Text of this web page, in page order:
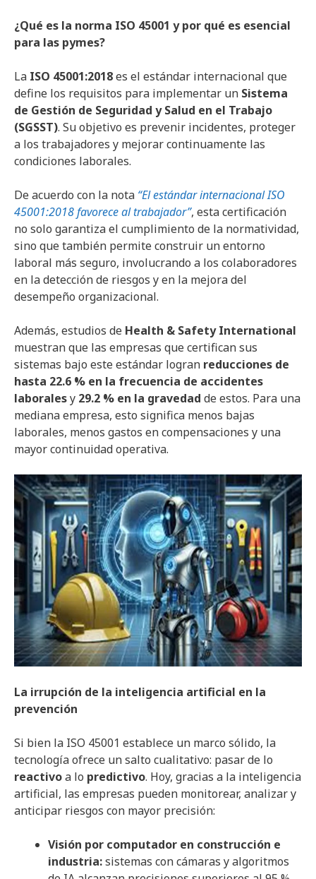
¿Qué es la norma ISO 45001 y por qué es esencial
para las pymes?
La ISO 45001:2018es el estándar internacional que
define los requisitos para implementar un Sistema
de Gestión de Seguridad y Salud en el Trabajo
(SGSST). Su objetivo es prevenir incidentes, proteger
a los trabajadores y mejorar continuamente las
condiciones laborales.
De acuerdo con la nota “El estándar internacional ISO
45001:2018 favorece al trabajador”, esta certificación
no solo garantiza el cumplimiento de la normatividad,
sino que también permite construir un entorno
laboral más seguro, involucrando a los colaboradores
en la detección de riesgos y en la mejora del
desempeño organizacional.
Además, estudios de Health & Safety International
muestran que las empresas que certifican sus
sistemas bajo este estándar logran reducciones de
hasta 22.6 % en la frecuencia de accidentes
laboralesy 29.2 % en la gravedad de estos. Para una
mediana empresa, esto significa menos bajas
laborales, menos gastos en compensaciones y una
mayor continuidad operativa.
La irrupción de la inteligencia artificial en la
prevención
Si bien la ISO 45001 establece un marco sólido, la
tecnología ofrece un salto cualitativo: pasar de lo
reactivoa lo predictivo. Hoy, gracias a la inteligencia
artificial, las empresas pueden monitorear, analizar y
anticipar riesgos con mayor precisión:
Visión por computador en construcción e
industria:sistemas con cámaras y algoritmos